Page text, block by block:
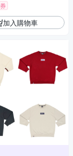
券
加入購物車